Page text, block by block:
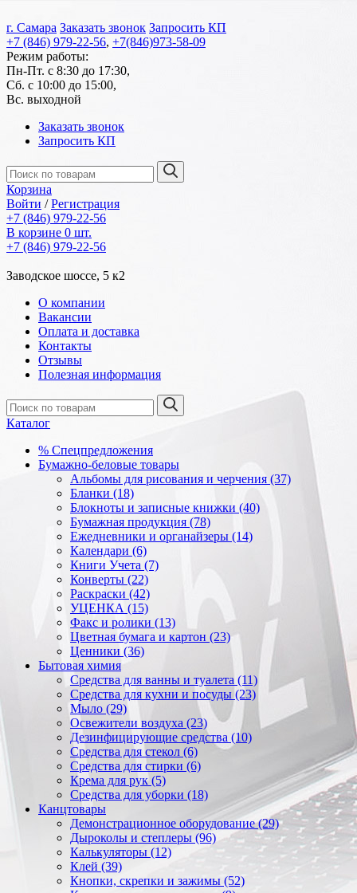
г. Самара Заказать звонок Запросить КП
+7 (846) 979-22-56, +7(846)973-58-09
Режим работы:
Пн-Пт. с 8:30 до 17:30,
Сб. с 10:00 до 15:00,
Вс. выходной
Заказать звонок
Запросить КП
Корзина
Войти /Регистрация
+7 (846) 979-22-56
В корзине 0 шт.
+7 (846) 979-22-56
Заводское шоссе, 5 к2
О компании
Вакансии
Оплата и доставка
Контакты
Отзывы
Полезная информация
Каталог
% Спецпредложения
Бумажно-беловые товары
Альбомы для рисования и черчения (37)
Бланки (18)
Блокноты и записные книжки (40)
Бумажная продукция (78)
Ежедневники и органайзеры (14)
Календари (6)
Книги Учета (7)
Конверты (22)
Раскраски (42)
УЦЕНКА (15)
Факс и ролики (13)
Цветная бумага и картон (23)
Ценники (36)
Бытовая химия
Средства для ванны и туалета (11)
Средства для кухни и посуды (23)
Мыло (29)
Освежители воздуха (23)
Дезинфицирующие средства (10)
Средства для стекол (6)
Средства для стирки (6)
Крема для рук (5)
Средства для уборки (18)
Канцтовары
Демонстрационное оборудование (29)
Дыроколы и степлеры (96)
Калькуляторы (12)
Клей (39)
Кнопки, скрепки и зажимы (52)